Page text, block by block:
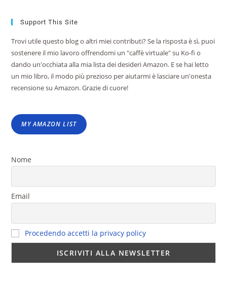
Support This Site
Trovi utile questo blog o altri miei contributi? Se la risposta è sì, puoi
sostenere il mio lavoro offrendomi un "caffè virtuale" su Ko-fi o
dando un'occhiata alla mia lista dei desideri Amazon. E se hai letto
un mio libro, il modo più prezioso per aiutarmi è lasciare un'onesta
recensione su Amazon. Grazie di cuore!
MY AMAZON LIST
Nome
Email
Procedendo accetti la privacy policy